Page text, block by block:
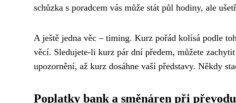
schůzka s poradcem vás může stát půl hodiny, ale
A ještě jedna věc – timing. Kurz pořád kolísá podle
věcí. Sledujete-li kurz pár dní předem, můžete
upozornění, až kurz dosáhne vaší představy. Někdy
Poplatky bank a směnáren při převodu